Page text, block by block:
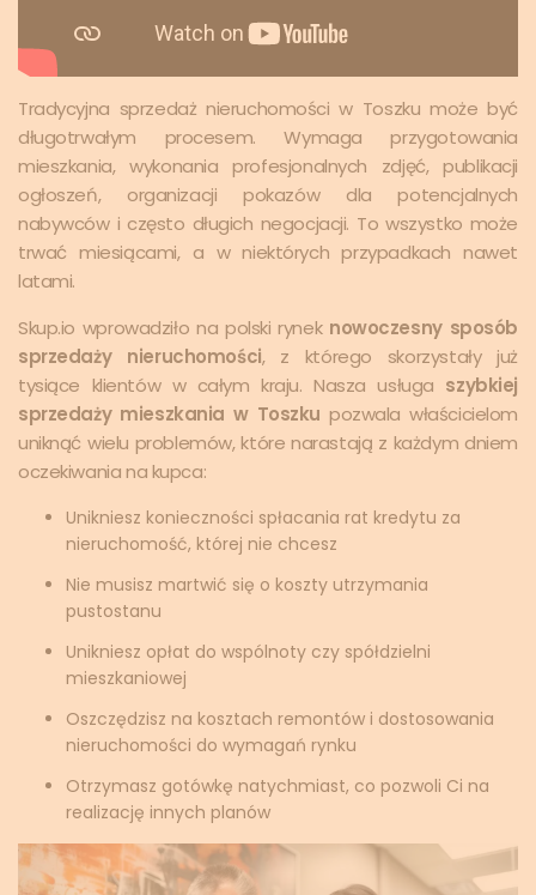
Tradycyjna sprzedaż nieruchomości w Toszku może być
długotrwałym procesem. Wymaga przygotowania
mieszkania, wykonania profesjonalnych zdjęć, publikacji
ogłoszeń, organizacji pokazów dla potencjalnych
nabywców i często długich negocjacji. To wszystko może
trwać miesiącami, a w niektórych przypadkach nawet
latami.
Skup.io wprowadziło na polski rynek nowoczesny sposób
sprzedaży nieruchomości, z którego skorzystały już
tysiące klientów w całym kraju. Nasza usługa szybkiej
sprzedaży mieszkania w Toszku pozwala właścicielom
uniknąć wielu problemów, które narastają z każdym dniem
oczekiwania na kupca:
Unikniesz konieczności spłacania rat kredytu za
nieruchomość, której nie chcesz
Nie musisz martwić się o koszty utrzymania
pustostanu
Unikniesz opłat do wspólnoty czy spółdzielni
mieszkaniowej
Oszczędzisz na kosztach remontów i dostosowania
nieruchomości do wymagań rynku
Otrzymasz gotówkę natychmiast, co pozwoli Ci na
realizację innych planów